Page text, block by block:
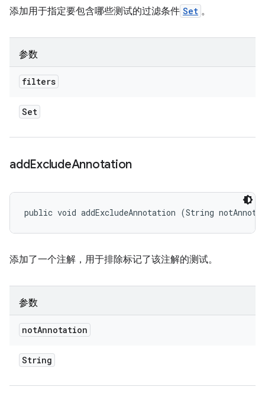
添加用于指定要包含哪些测试的过滤条件 Set 。
参数
filters
Set
addExcludeAnnotation
public void addExcludeAnnotation (String
添加了一个注解，用于排除标记了该注解的测试。
参数
notAnnotation
String